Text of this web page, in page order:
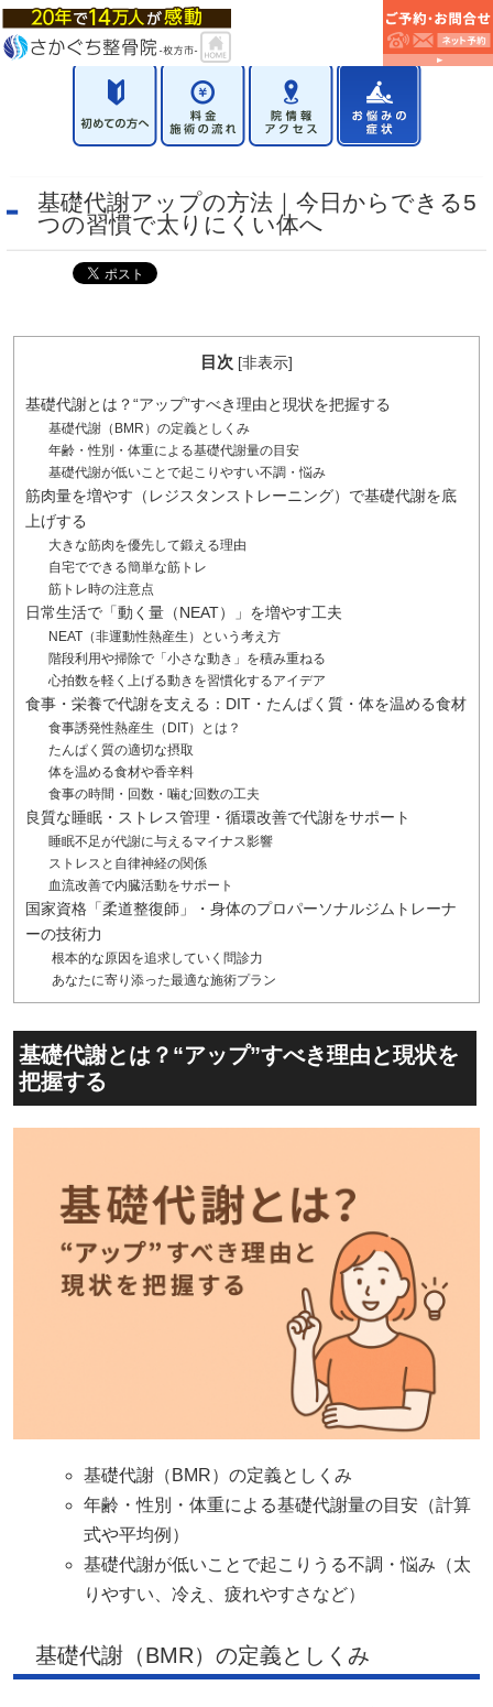
基礎代謝アップの方法｜今日からできる5
つの習慣で太りにくい体へ
目次 [非表示]
基礎代謝とは？“アップ”すべき理由と現状を把握する
基礎代謝（BMR）の定義としくみ
年齢・性別・体重による基礎代謝量の目安
基礎代謝が低いことで起こりやすい不調・悩み
筋肉量を増やす（レジスタンストレーニング）で基礎代謝を底
上げする
大きな筋肉を優先して鍛える理由
自宅でできる簡単な筋トレ
筋トレ時の注意点
日常生活で「動く量（NEAT）」を増やす工夫
NEAT（非運動性熱産生）という考え方
階段利用や掃除で「小さな動き」を積み重ねる
心拍数を軽く上げる動きを習慣化するアイデア
食事・栄養で代謝を支える：DIT・たんぱく質・体を温める食材
食事誘発性熱産生（DIT）とは？
たんぱく質の適切な摂取
体を温める食材や香辛料
食事の時間・回数・噛む回数の工夫
良質な睡眠・ストレス管理・循環改善で代謝をサポート
睡眠不足が代謝に与えるマイナス影響
ストレスと自律神経の関係
血流改善で内臓活動をサポート
国家資格「柔道整復師」・身体のプロパーソナルジムトレーナ
ーの技術力
根本的な原因を追求していく問診力
あなたに寄り添った最適な施術プラン
基礎代謝とは？“アップ”すべき理由と現状を
把握する
基礎代謝（BMR）の定義としくみ
年齢・性別・体重による基礎代謝量の目安（計算
式や平均例）
基礎代謝が低いことで起こりうる不調・悩み（太
りやすい、冷え、疲れやすさなど）
基礎代謝（BMR）の定義としくみ